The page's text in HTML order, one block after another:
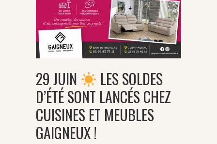
29 JUIN
LES SOLDES
D’ÉTÉ SONT LANCÉS CHEZ
CUISINES ET MEUBLES
GAIGNEUX !